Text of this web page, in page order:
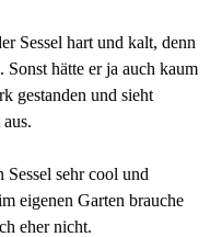
Sessel hart und kalt, denn
Sonst hätte er ja auch kaum
gestanden und sieht
Sessel sehr cool und
eigenen Garten brauche
eher nicht.